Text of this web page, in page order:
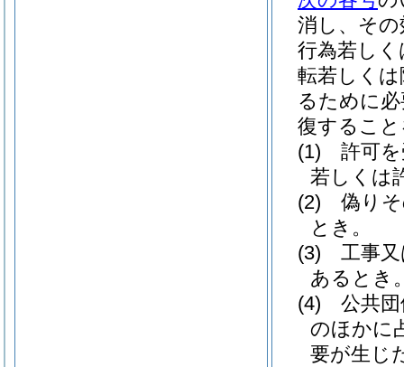
消し、そ
行為若し
転若しく
るために
復するこ
(1)
許可
若しくは
(2)
偽り
とき。
(3)
工事
あるとき
(4)
公共
のほかに
要が生じ